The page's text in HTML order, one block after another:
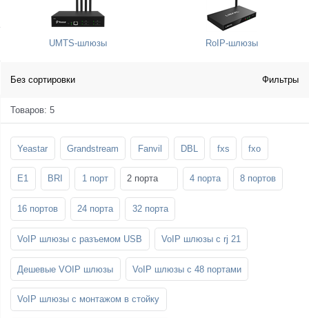
UMTS-шлюзы RoIP-шлюзы
Без сортировки Фильтры
Товаров: 5
Yeastar Grandstream Fanvil DBL fxs fxo
E1 BRI 1 порт 2 порта 4 порта 8 портов
16 портов 24 порта 32 порта
VoIP шлюзы с разъемом USB VoIP шлюзы с rj 21
Дешевые VOIP шлюзы VoIP шлюзы с 48 портами
VoIP шлюзы с монтажом в стойку
Стойки и крепления для панелей и
телевизоров
Шахтные телефоны
SFP-модули
3G/4G LTE и ADSL модемы
Мобильные телефоны